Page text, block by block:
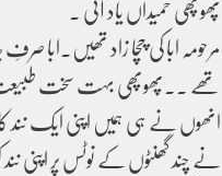
مرحومہ ابا کی چچا زاد تھیں۔ابا
تھے ۔۔پھوپھی بہت سخت طبیعت
انھوں نے ہی ہمیں اپنی ایک
نے چند گھنٹوں کے نوٹس پر اپنی